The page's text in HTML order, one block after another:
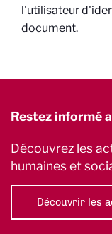
l'utilisateur
document.
Restez informé
Découvrez les
humaines et
Découvrir les